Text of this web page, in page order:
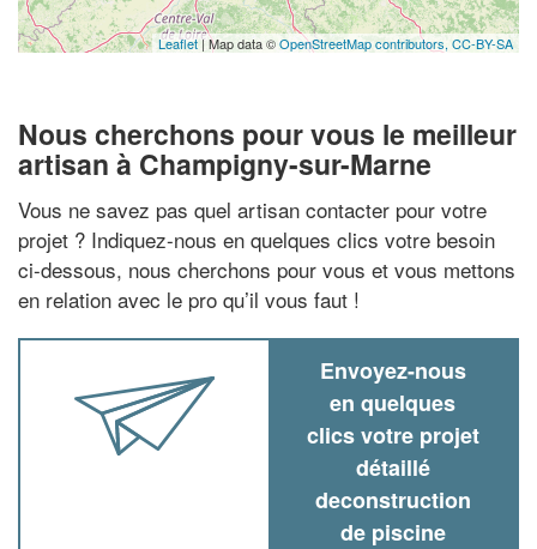
Leaflet| Map data ©OpenStreetMap contributors, CC-BY-SA
Nous cherchons pour vous le meilleur
artisan à Champigny-sur-Marne
Vous ne savez pas quel artisan contacter pour votre
projet ? Indiquez-nous en quelques clics votre besoin
ci-dessous, nous cherchons pour vous et vous mettons
en relation avec le pro qu’il vous faut !
Envoyez-nous
en quelques
clics votre projet
détaillé
deconstruction
de piscine